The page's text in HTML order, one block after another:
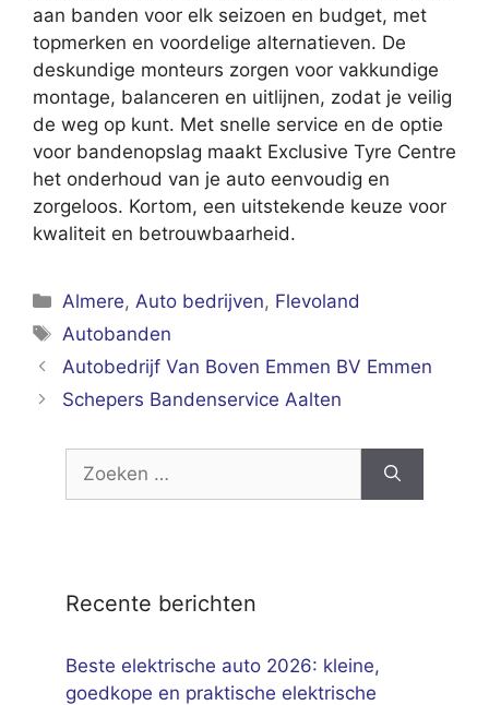
aan banden voor elk seizoen en budget, met
topmerken en voordelige alternatieven. De
deskundige monteurs zorgen voor vakkundige
montage, balanceren en uitlijnen, zodat je veilig
de weg op kunt. Met snelle service en de optie
voor bandenopslag maakt Exclusive Tyre Centre
het onderhoud van je auto eenvoudig en
zorgeloos. Kortom, een uitstekende keuze voor
kwaliteit en betrouwbaarheid.
Categorieën
Almere, Auto bedrijven, Flevoland
Tags
Autobanden
Autobedrijf Van Boven Emmen BV Emmen
Schepers Bandenservice Aalten
naar:
Recente berichten
Beste elektrische auto 2026: kleine,
goedkope en praktische elektrische